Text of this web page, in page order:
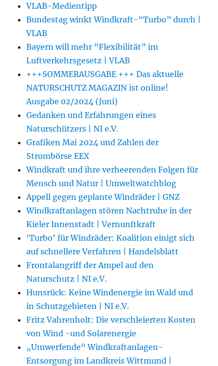
VLAB-Medientipp
Bundestag winkt Windkraft-“Turbo” durch |
VLAB
Bayern will mehr “Flexibilität” im
Luftverkehrsgesetz | VLAB
+++SOMMERAUSGABE +++ Das aktuelle
NATURSCHUTZ MAGAZIN ist online!
Ausgabe 02/2024 (Juni)
Gedanken und Erfahrungen eines
Naturschützers | NI e.V.
Grafiken Mai 2024 und Zahlen der
Strombörse EEX
Windkraft und ihre verheerenden Folgen für
Mensch und Natur | Umweltwatchblog
Appell gegen geplante Windräder | GNZ
Windkraftanlagen stören Nachtruhe in der
Kieler Innenstadt | Vernunftkraft
‘Turbo’ für Windräder: Koalition einigt sich
auf schnellere Verfahren | Handelsblatt
Frontalangriff der Ampel auf den
Naturschutz | NI e.V.
Hunsrück: Keine Windenergie im Wald und
in Schutzgebieten | NI e.V.
Fritz Vahrenholt: Die verschleierten Kosten
von Wind -und Solarenergie
„Umwerfende“ Windkraftanlagen-
Entsorgung im Landkreis Wittmund |